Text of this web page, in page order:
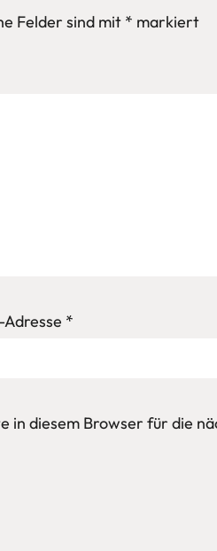
Felder sind mit * markiert
*
in diesem Browser für die